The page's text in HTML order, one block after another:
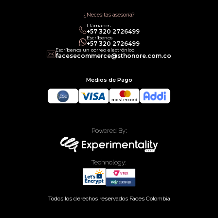
Política legal de Gift Cards¿Necesitas asesoría?
Llámanos
‎+57 320 2726499
Escríbenos
‎+57 320 2726499
Escríbenos un correo electrónico
facesecommerce@sthonore.com.co
Medios de Pago
Powered By:
Technology:
Todos los derechos reservados Faces Colombia